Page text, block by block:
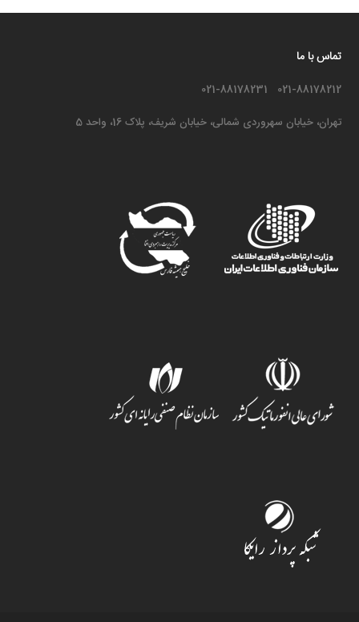
تماس با ما
021-88178212 021-88178231
تهران، خیابان سهروردی شمالی، خیابان شریف، پلاک 16، واحد 5